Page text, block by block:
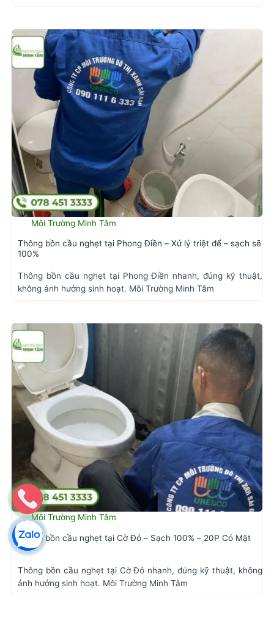
Môi Trường Minh Tâm
Thông bồn cầu nghẹt tại Phong Điền – Xử lý triệt để – sạch sẽ
100%
Thông bồn cầu nghẹt tại Phong Điền nhanh, đúng kỹ thuật,
không ảnh hưởng sinh hoạt. Môi Trường Minh Tâm
Môi Trường Minh Tâm
Thông bồn cầu nghẹt tại Cờ Đỏ – Sạch 100% – 20P Có Mặt
Thông bồn cầu nghẹt tại Cờ Đỏ nhanh, đúng kỹ thuật, không
ảnh hưởng sinh hoạt. Môi Trường Minh Tâm